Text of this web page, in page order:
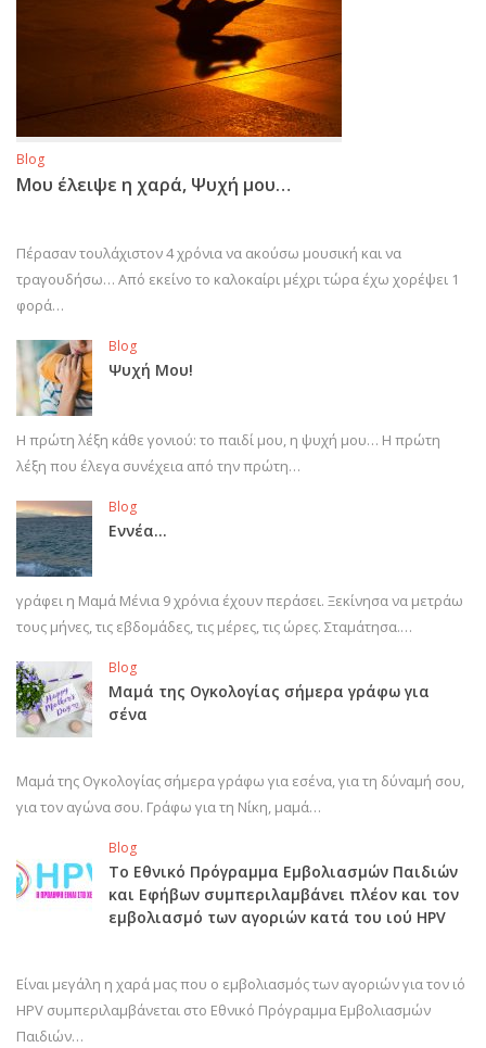
Blog
Μου έλειψε η χαρά, Ψυχή μου…
Πέρασαν τουλάχιστον 4 χρόνια να ακούσω μουσική και να
τραγουδήσω… Από εκείνο το καλοκαίρι μέχρι τώρα έχω χορέψει 1
φορά…
Blog
Ψυχή Μου!
Η πρώτη λέξη κάθε γονιού: το παιδί μου, η ψυχή μου… Η πρώτη
λέξη που έλεγα συνέχεια από την πρώτη…
Blog
Εννέα…
γράφει η Μαμά Μένια 9 χρόνια έχουν περάσει. Ξεκίνησα να μετράω
τους μήνες, τις εβδομάδες, τις μέρες, τις ώρες. Σταμάτησα.…
Blog
Μαμά της Ογκολογίας σήμερα γράφω για
σένα
Μαμά της Ογκολογίας σήμερα γράφω για εσένα, για τη δύναμή σου,
για τον αγώνα σου. Γράφω για τη Νίκη, μαμά…
Blog
Το Εθνικό Πρόγραμμα Εμβολιασμών Παιδιών
και Εφήβων συμπεριλαμβάνει πλέον και τον
εμβολιασμό των αγοριών κατά του ιού HPV
Είναι μεγάλη η χαρά μας που ο εμβολιασμός των αγοριών για τον ιό
HPV συμπεριλαμβάνεται στο Εθνικό Πρόγραμμα Εμβολιασμών
Παιδιών…